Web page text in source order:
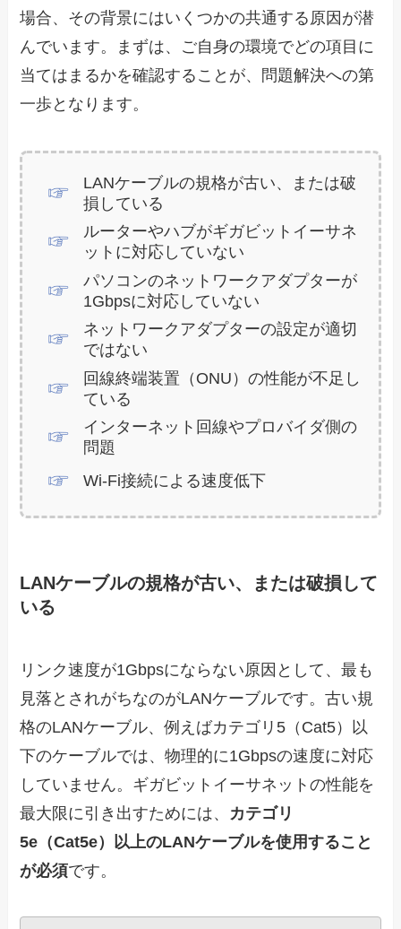
場合、その背景にはいくつかの共通する原因が潜
んでいます。まずは、ご自身の環境でどの項目に
当てはまるかを確認することが、問題解決への第
一歩となります。
LANケーブルの規格が古い、または破
損している
ルーターやハブがギガビットイーサネ
ットに対応していない
パソコンのネットワークアダプターが
1Gbpsに対応していない
ネットワークアダプターの設定が適切
ではない
回線終端装置（ONU）の性能が不足し
ている
インターネット回線やプロバイダ側の
問題
Wi-Fi接続による速度低下
LANケーブルの規格が古い、または破損して
いる
リンク速度が1Gbpsにならない原因として、最も
見落とされがちなのがLANケーブルです。古い規
格のLANケーブル、例えばカテゴリ5（Cat5）以
下のケーブルでは、物理的に1Gbpsの速度に対応
していません。ギガビットイーサネットの性能を
最大限に引き出すためには、 カテゴリ
5e（Cat5e）以上のLANケーブルを使用すること
が必須です。